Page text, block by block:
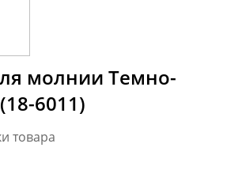
молнии Темно-
6011)
товара